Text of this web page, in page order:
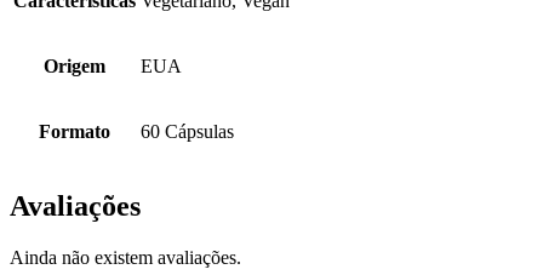
Origem EUA
Formato 60 Cápsulas
Avaliações
Ainda não existem avaliações.